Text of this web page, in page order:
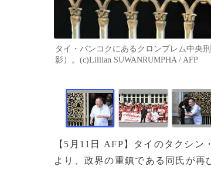
タイ・バンコクにあるクロンプレム中央
影）。(c)Lillian SUWANRUMPHA / AFP
【5月11日 AFP】タイのタクシ
より、政界の重鎮である同氏が再